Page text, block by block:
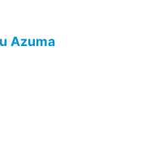
Azuma